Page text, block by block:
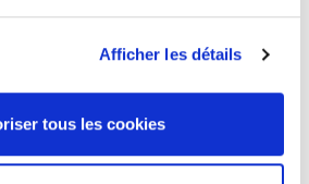
Afficher les détails
tous les cookies
Science politique
SCIENCE > POL028000 POLITICAL